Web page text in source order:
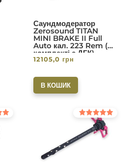
Саундмодератор
Zerosound TITAN
MINI BRAKE II Full
Auto кал. 223 Rem (в
комплекті с ДГК)
різьба 1/2-28. Вlack
12105,0 грн
В КОШИК
Оцінено в
з 5